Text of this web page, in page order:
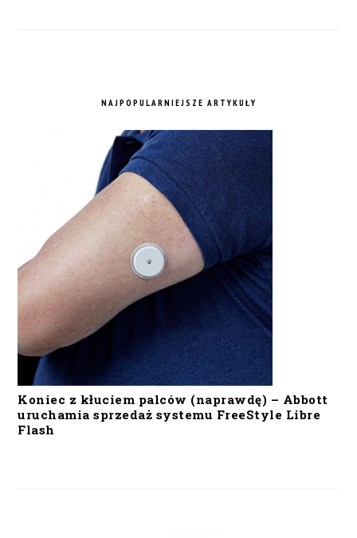
NAJPOPULARNIEJSZE ARTYKUŁY
Koniec z kłuciem palców (naprawdę) – Abbott
uruchamia sprzedaż systemu FreeStyle Libre
Flash